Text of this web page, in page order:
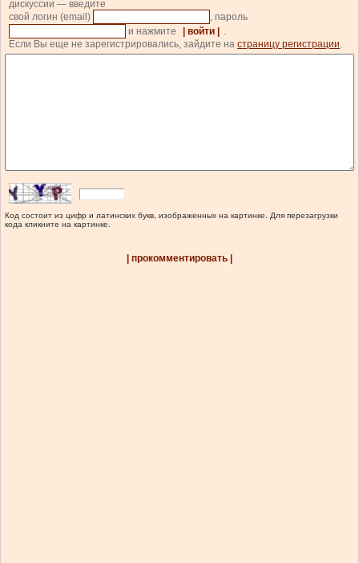
дискуссии — введите
свой логин (email)
, пароль
и нажмите
| войти |
Если Вы еще не зарегистрировались, зайдите на страницу регистрации
Код состоит из цифр и латинских букв, изображенных на картинке. Для перезагрузки
кода кликните на картинке.
| прокомментировать |